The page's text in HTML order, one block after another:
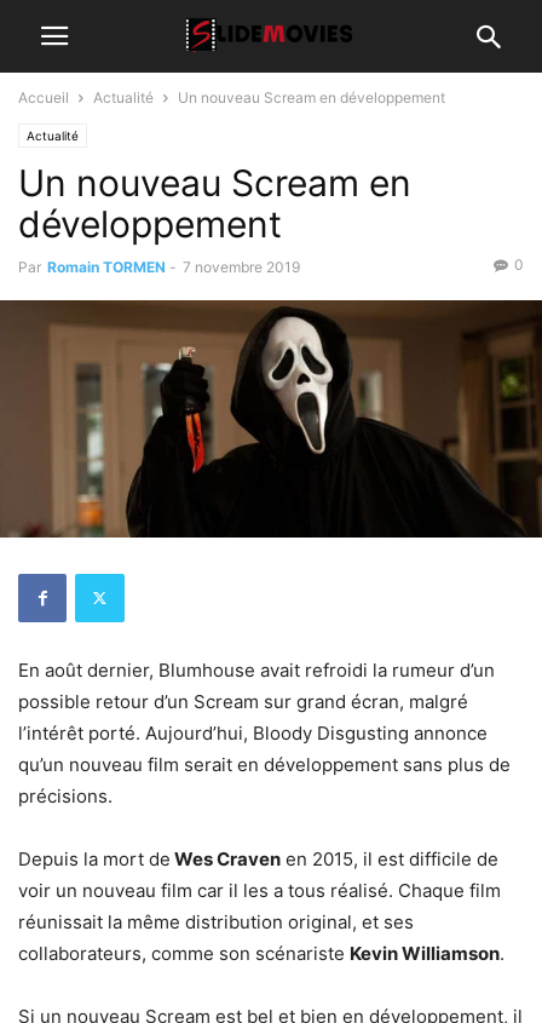
Accueil Actualité Un nouveau Scream en développement
Actualité
Un nouveau Scream en
développement
Par Romain TORMEN - 7 novembre 2019 0
En août dernier, Blumhouse avait refroidi la rumeur d’un
possible retour d’un Scream sur grand écran, malgré
l’intérêt porté. Aujourd’hui, Bloody Disgusting annonce
qu’un nouveau film serait en développement sans plus de
précisions.
Depuis la mort de Wes Craven en 2015, il est difficile de
voir un nouveau film car il les a tous réalisé. Chaque film
réunissait la même distribution original, et ses
collaborateurs, comme son scénariste Kevin Williamson.
Si un nouveau Scream est bel et bien en développement, il